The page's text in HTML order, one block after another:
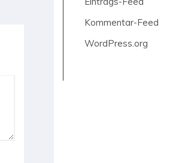
Kommentar-Feed
WordPress.org